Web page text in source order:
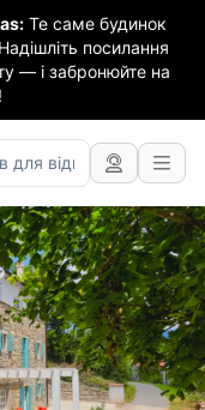
Те саме будинок
посилання
— і забронюйте на